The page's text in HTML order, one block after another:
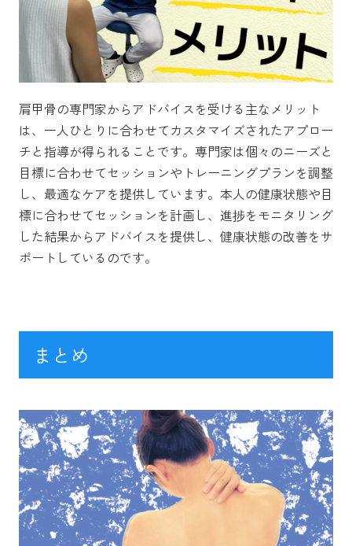
肩甲骨の専門家からアドバイスを受ける主なメリット
は、一人ひとりに合わせてカスタマイズされたアプロー
チと指導が得られることです。専門家は個々のニーズと
目標に合わせてセッションやトレーニングプランを調整
し、最適なケアを提供しています。本人の健康状態や目
標に合わせてセッションを計画し、進捗をモニタリング
した結果からアドバイスを提供し、健康状態の改善をサ
ポートしているのです。
まとめ